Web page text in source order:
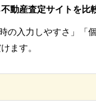
動産査定サイトを比
入力しやすさ」「
ます。